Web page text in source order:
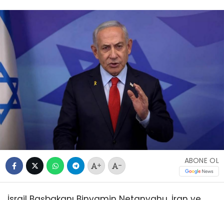
+ -
ABONE OL